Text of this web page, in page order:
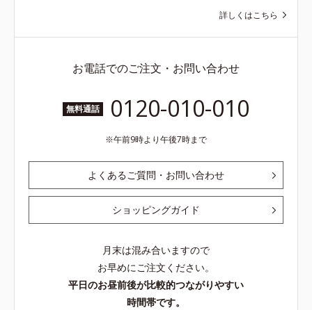
詳しくはこちら
お電話でのご注文・お問い合わせ
無料通話 0120-010-010
午前9時より午後7時まで
よくあるご質問・お問い合わせ
ショッピングガイド
月末は混み合いますので
お早めにご注文ください。
平日のお昼前後が比較的つながりやすい
時間帯です。